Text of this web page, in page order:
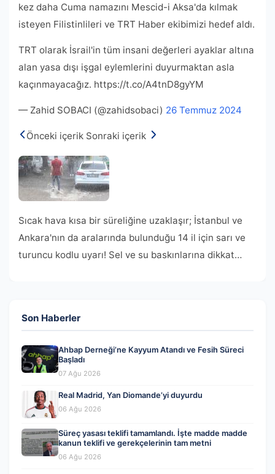
kez daha Cuma namazını Mescid-i Aksa'da kılmak
isteyen Filistinlileri ve TRT Haber ekibimizi hedef aldı.
TRT olarak İsrail'in tüm insani değerleri ayaklar altına
alan yasa dışı işgal eylemlerini duyurmaktan asla
kaçınmayacağız. https://t.co/A4tnD8gyYM
— Zahid SOBACI (@zahidsobaci) 26 Temmuz 2024
Önceki içerik Sonraki içerik
Sıcak hava kısa bir süreliğine uzaklaşır; İstanbul ve
Ankara'nın da aralarında bulunduğu 14 il için sarı ve
turuncu kodlu uyarı! Sel ve su baskınlarına dikkat…
Son Haberler
Ahbap Derneği’ne Kayyum Atandı ve Fesih Süreci
Başladı
07 Ağu 2026
Real Madrid, Yan Diomande’yi duyurdu
06 Ağu 2026
Süreç yasası teklifi tamamlandı. İşte madde madde
kanun teklifi ve gerekçelerinin tam metni
06 Ağu 2026